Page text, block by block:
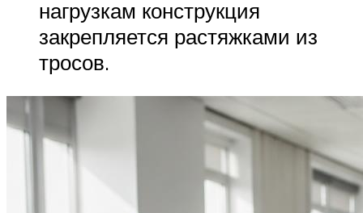
нагрузкам конструкция
закрепляется растяжками из
тросов.